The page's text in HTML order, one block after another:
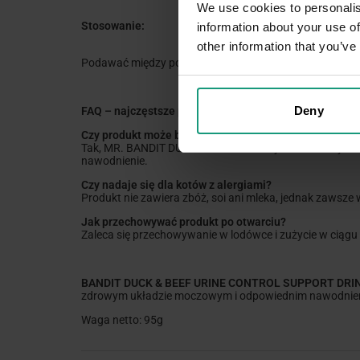
We use cookies to
information about your use
other information that
Deny
Stosowanie:
Podawać między posiłkami jako uzupełnienie
FAQ – najczęstsze pytania:
Czy produkt może być podawany codziennie?
Tak, MR. BANDIT DUCK & BEEF może być stosowany
nawodnienie.
Czy nadaje się dla kotów z alergiami?
Produkt nie zawiera zbóż, soi ani mleka, jednak
Jak przechowywać produkt po otwarciu?
Zaleca się przechowywanie w lodówce i zużycie w ciągu
BANDIT DUCK & BEEF URINE CONTROL SUPPORT
zdrowym układzie moczowym i odpowiednim
Waga netto: 95g